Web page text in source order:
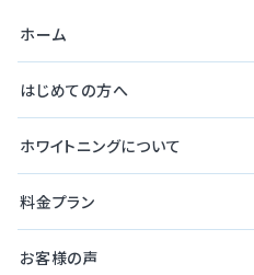
ホーム
はじめての方へ
ホワイトニングについて
料金プラン
お客様の声